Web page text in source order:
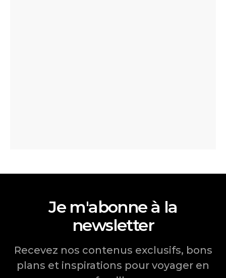
Je m'abonne à la
newsletter
Recevez nos contenus exclusifs, bons
plans et inspirations pour voyager en